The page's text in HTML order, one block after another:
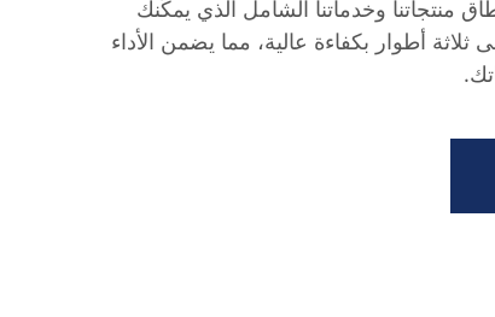
منتجاتنا وخدماتنا الشامل الذي يمكّنك
أطوار بكفاءة عالية، مما يضمن الأداء